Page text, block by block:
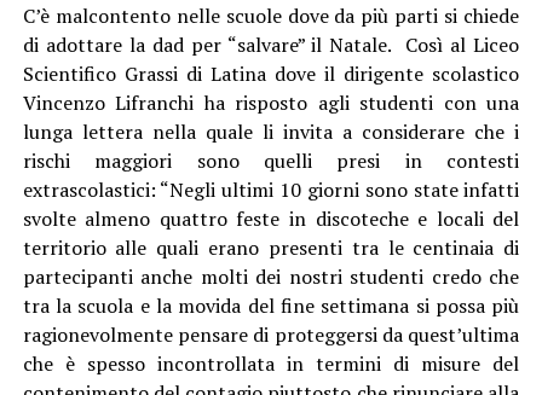
C’è malcontento nelle scuole dove da più parti si chiede
di adottare la dad per “salvare” il Natale. Così al Liceo
Scientifico Grassi di Latina dove il dirigente scolastico
Vincenzo Lifranchi ha risposto agli studenti con una
lunga lettera nella quale li invita a considerare che i
rischi maggiori sono quelli presi in contesti
extrascolastici: “Negli ultimi 10 giorni sono state infatti
svolte almeno quattro feste in discoteche e locali del
territorio alle quali erano presenti tra le centinaia di
partecipanti anche molti dei nostri studenti credo che
tra la scuola e la movida del fine settimana si possa più
ragionevolmente pensare di proteggersi da quest’ultima
che è spesso incontrollata in termini di misure del